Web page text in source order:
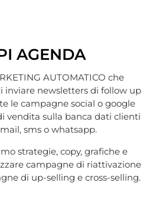
AGENDA
AUTOMATICO che
inviare newsletters di follow up
le campagne social o google
vendita sulla banca dati clienti
sms o whatsapp.
strategie, copy, grafiche e
campagne di riattivazione
di up-selling e cross-selling.